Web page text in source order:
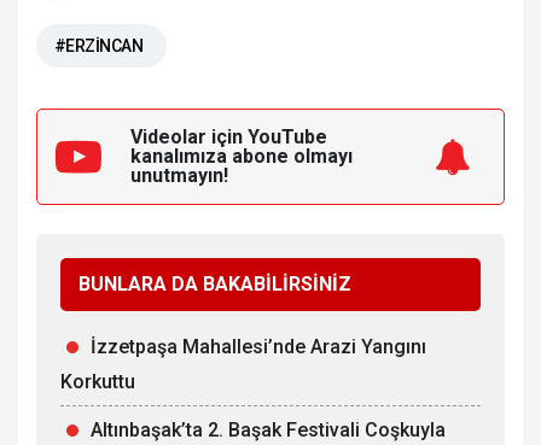
#ERZİNCAN
Videolar için YouTube
kanalımıza abone olmayı
unutmayın!
BUNLARA DA BAKABİLİRSİNİZ
İzzetpaşa Mahallesi’nde Arazi Yangını
Korkuttu
Altınbaşak’ta 2. Başak Festivali Coşkuyla